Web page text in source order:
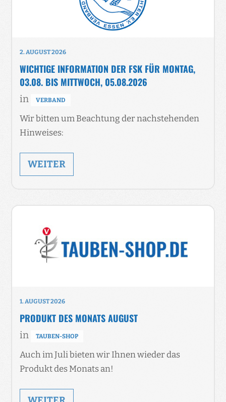
2. AUGUST 2026
WICHTIGE INFORMATION DER FSK FÜR MONTAG,
03.08. BIS MITTWOCH, 05.08.2026
in VERBAND
Wir bitten um Beachtung der nachstehenden
Hinweises:
WEITER
1. AUGUST 2026
PRODUKT DES MONATS AUGUST
in TAUBEN-SHOP
Auch im Juli bieten wir Ihnen wieder das
Produkt des Monats an!